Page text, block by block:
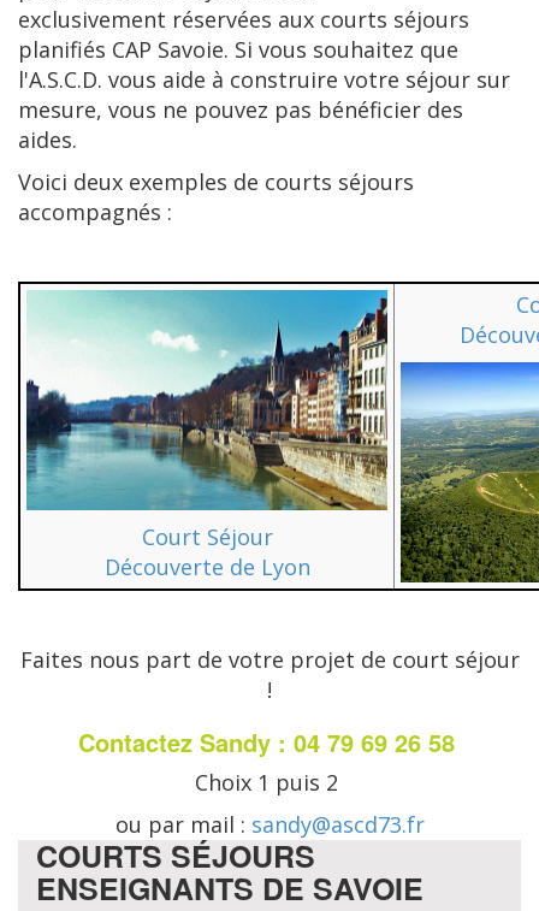
exclusivement réservées aux courts séjours
planifiés CAP Savoie. Si vous souhaitez que
l'A.S.C.D. vous aide à construire votre séjour sur
mesure, vous ne pouvez pas bénéficier des
aides.
Voici deux exemples de courts séjours
accompagnés :
Court Séjour
Découverte de Lyon
Faites nous part de votre projet de court séjour
!
Contactez Sandy : 04 79 69 26 58
Choix 1 puis 2
ou par mail : sandy@ascd73.fr
COURTS SÉJOURS
ENSEIGNANTS DE SAVOIE